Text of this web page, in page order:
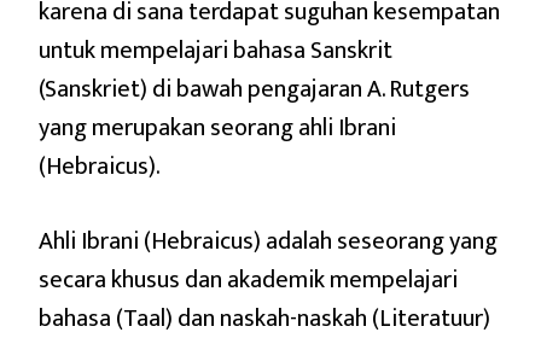
karena di sana terdapat suguhan kesempatan
untuk mempelajari bahasa Sanskrit
(Sanskriet) di bawah pengajaran A. Rutgers
yang merupakan seorang ahli Ibrani
(Hebraicus).
Ahli Ibrani (Hebraicus) adalah seseorang yang
secara khusus dan akademik mempelajari
bahasa (Taal) dan naskah-naskah (Literatuur)